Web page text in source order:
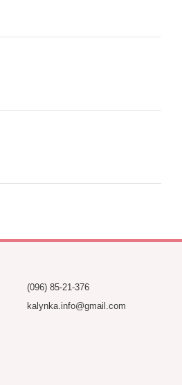
(096) 85-21-376
kalynka.info@gmail.com